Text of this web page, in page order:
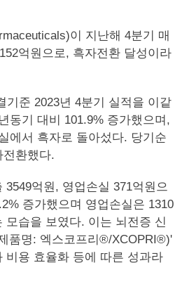
이 지난해 4분기 매
억원으로, 흑자전환 달성이라
기준 2023년 4분기 실적을 이같
동기 대비 101.9% 증가했으며,
에서 흑자로 돌아섰다. 당기순
전환했다.
3549억원, 영업손실 371억원으
증가했으며 영업손실은 1310
모습을 보였다. 이는 뇌전증 신
품명: 엑스코프리®/XCOPRI®)'
비용 효율화 등에 따른 성과라